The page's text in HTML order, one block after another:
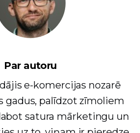
Par autoru
e-komercijas nozarē
gadus, palīdzot zīmoliem
satura mārketingu un